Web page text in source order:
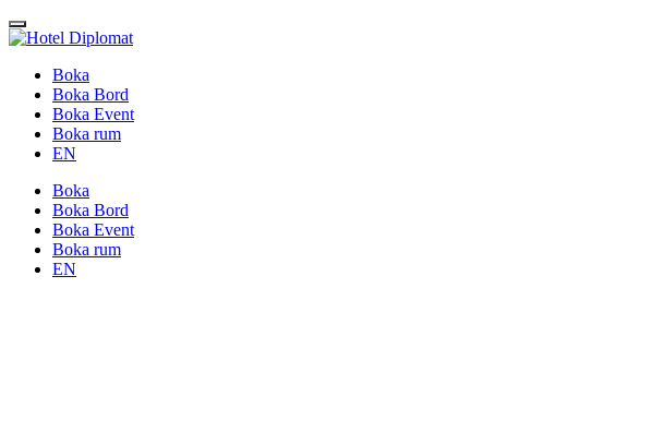
Boka
Boka Bord
Boka Event
Boka rum
EN
Boka
Boka Bord
Boka Event
Boka rum
EN